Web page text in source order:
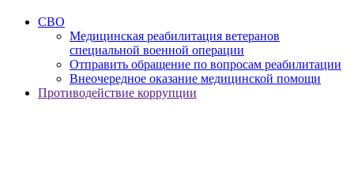
СВО
Медицинская реабилитация ветеранов
специальной военной операции
Отправить обращение по вопросам реабилитации
Внеочередное оказание медицинской помощи
Противодействие коррупции